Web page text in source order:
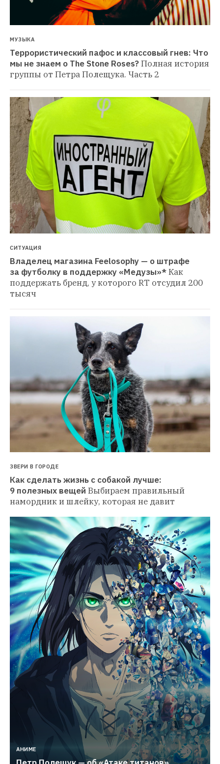
МУЗЫКА
Террористический пафос и классовый гнев: Что
мы не знаем о The Stone Roses?Полная история
группы от Петра Полещука. Часть 2
СИТУАЦИЯ
Владелец магазина Feelosophy — о штрафе
за футболку в поддержку «Медузы»*Как
поддержать бренд, у которого RT отсудил 200
тысяч
ЗВЕРИ В ГОРОДЕ
Как сделать жизнь с собакой лучше:
9 полезных вещей Выбираем правильный
намордник и шлейку, которая не давит
АНИМЕ